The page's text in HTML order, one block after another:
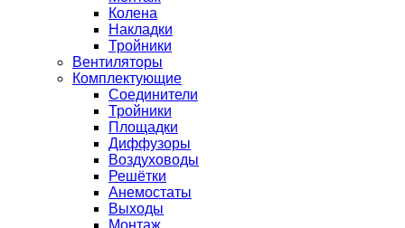
Колена
Накладки
Тройники
Вентиляторы
Комплектующие
Соединители
Тройники
Площадки
Диффузоры
Воздуховоды
Решётки
Анемостаты
Выходы